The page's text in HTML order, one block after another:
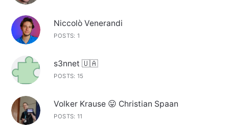
Niccolò Venerandi
POSTS: 1
s3nnet 🇺🇦
POSTS: 15
Volker Krause 😛 Christian Spaan
POSTS: 11